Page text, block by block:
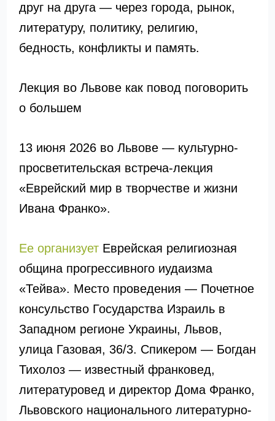
друг на друга — через города, рынок,
литературу, политику, религию,
бедность, конфликты и память.
Лекция во Львове как повод поговорить
о большем
13 июня 2026 во Львове — культурно-
просветительская встреча-лекция
«Еврейский мир в творчестве и жизни
Ивана Франко».
Ее организуетЕврейская религиозная
община прогрессивного иудаизма
«Тейва». Место проведения — Почетное
консульство Государства Израиль в
Западном регионе Украины, Львов,
улица Газовая, 36/3. Спикером — Богдан
Тихолоз — известный франковед,
литературовед и директор Дома Франко,
Львовского национального литературно-